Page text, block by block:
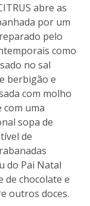
abre as
por um
pelo
como
no sal
berbigão e
com molho
com uma
sopa de
de
do Pai Natal
de chocolate e
outros doces.